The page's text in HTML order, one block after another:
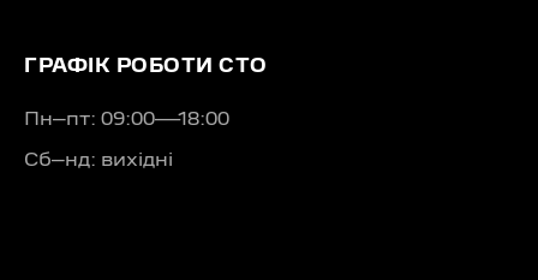
ГРАФІК РОБОТИ СТО
Пн–пт: 09:00—18:00
Сб–нд: вихідні